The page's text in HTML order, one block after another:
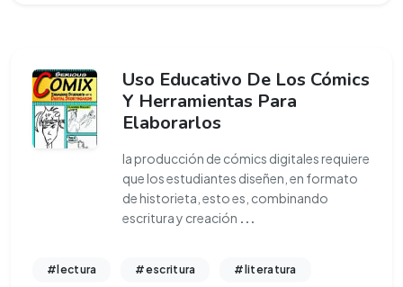
Uso Educativo De Los Cómics
Y Herramientas Para
Elaborarlos
la producción de cómics digitales requiere
que los estudiantes diseñen, en formato
de historieta, esto es, combinando
escritura y creación ...
#lectura #escritura #literatura